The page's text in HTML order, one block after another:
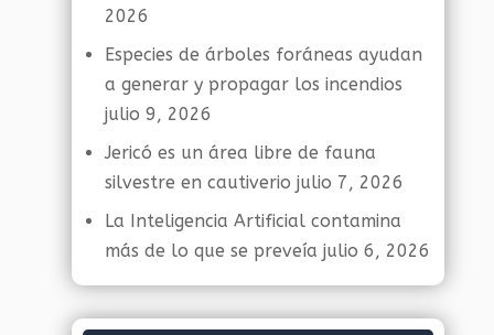
2026
Especies de árboles foráneas ayudan
a generar y propagar los incendios
julio 9, 2026
Jericó es un área libre de fauna
silvestre en cautiverio julio 7, 2026
La Inteligencia Artificial contamina
más de lo que se preveía julio 6, 2026